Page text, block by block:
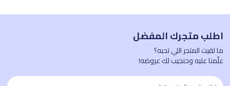
اطلب متجرك المفضل
ما لقيت المتجر اللي تحبه؟
علّمنا عليه وحنجيب لك عروضه!